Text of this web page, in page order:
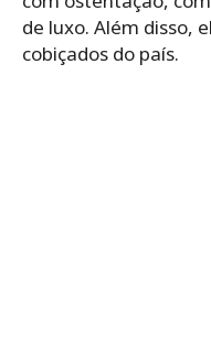
de luxo. Além disso,
cobiçados do país.